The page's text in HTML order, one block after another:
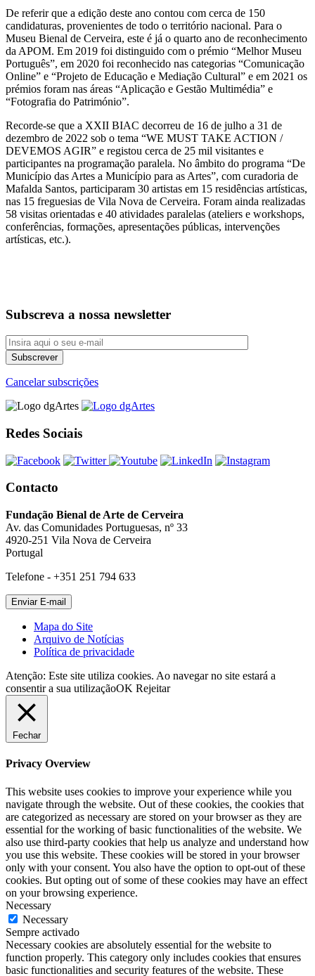
De referir que a edição deste ano contou com cerca de 150
candidaturas, provenientes de todo o território nacional. Para o
Museu Bienal de Cerveira, este é já o quarto ano de reconhecimento
da APOM. Em 2019 foi distinguido com o prémio “Melhor Museu
Português”, em 2020 foi reconhecido nas categorias “Comunicação
Online” e “Projeto de Educação e Mediação Cultural” e em 2021 os
prémios foram nas áreas “Aplicação e Gestão Multimédia” e
“Fotografia do Património”.
Recorde-se que a XXII BIAC decorreu de 16 de julho a 31 de
dezembro de 2022 sob o tema “WE MUST TAKE ACTION /
DEVEMOS AGIR” e registou cerca de 25 mil visitantes e
participantes na programação paralela. No âmbito do programa “De
Município das Artes a Município para as Artes”, com curadoria de
Mafalda Santos, participaram 30 artistas em 15 residências artísticas,
nas 15 freguesias de Vila Nova de Cerveira. Foram ainda realizadas
58 visitas orientadas e 40 atividades paralelas (ateliers e workshops,
conferências, formações, apresentações públicas, intervenções
artísticas, etc.).
Subscreva a nossa newsletter
Cancelar subscrições
Redes Sociais
Contacto
Fundação Bienal de Arte de Cerveira
Av. das Comunidades Portuguesas, nº 33
4920-251 Vila Nova de Cerveira
Portugal
Telefone - +351 251 794 633
Mapa do Site
Arquivo de Notícias
Política de privacidade
Atenção: Este site utiliza cookies. Ao navegar no site estará a
consentir a sua utilizaçãoOK Rejeitar
Fechar
Privacy Overview
This website uses cookies to improve your experience while you
navigate through the website. Out of these cookies, the cookies that
are categorized as necessary are stored on your browser as they are
essential for the working of basic functionalities of the website. We
also use third-party cookies that help us analyze and understand how
you use this website. These cookies will be stored in your browser
only with your consent. You also have the option to opt-out of these
cookies. But opting out of some of these cookies may have an effect
on your browsing experience.
Necessary
Necessary
Sempre activado
Necessary cookies are absolutely essential for the website to
function properly. This category only includes cookies that ensures
basic functionalities and security features of the website. These